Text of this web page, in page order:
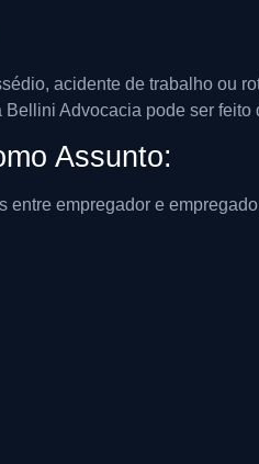
acidente de trabalho ou
Advocacia pode ser
Assunto:
empregador e